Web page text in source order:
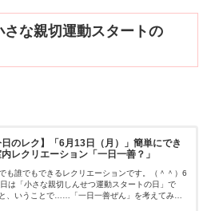
な親切運動スタートの
日のレク】「6月13日（月）」簡単にでき
レクリエーション「一日一善？」
も誰でもできるレクリエーションです。（＾＾）6
は「小さな親切しんせつ運動スタートの日」で
、いうことで……「一日一善ぜん」を考えてみま